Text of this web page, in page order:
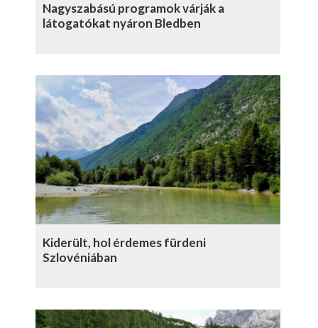
Nagyszabású programok várják a
látogatókat nyáron Bledben
Kiderült, hol érdemes fürdeni
Szlovéniában